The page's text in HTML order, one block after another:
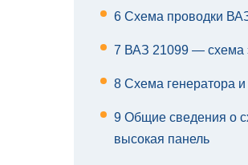
6 Схема проводки
7 ВАЗ 21099 — схема
8 Схема генератора
9 Общие сведения о
высокая панель